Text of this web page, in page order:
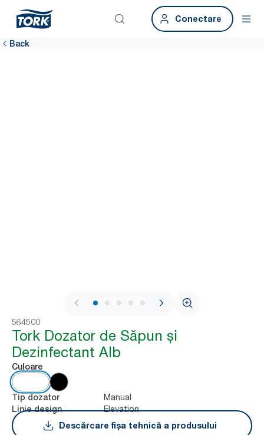
Conectare
Back
1 / 6
564500
Tork Dozator de Săpun și
Dezinfectant Alb
Culoare
Tip dozator Manual
Linie design
Elevation
Descărcare fișa tehnică a produsului